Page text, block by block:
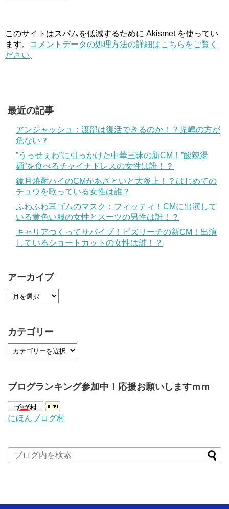
このサイトはスパムを低減するために Akismet を使ってい
ます。
コメントデータの処理方法の詳細はこちらをご覧く
ださい。
最近の記事
アンジャッシュ：渡部は復活できるのか！？児嶋の方が
危ない？
”うっせぇわ”に引っかけた中華三昧の新CM！”酸辣湯
麺”を食べるチャイナドレスの女性は誰！？
鏡月焼酎ハイのCMがあざといと大炎上！？はじめての
チュウを歌っている女性は誰？
ふわふわ耳ゴムのマスク：フィッティ！CMに出演して
いる黄色い服の女性とスーツの男性は誰！？
キャリアつくってサバイブ！ビズリーチの新CM！出演
しているショートカットの女性は誰！？
アーカイブ
カテゴリー
ブログランキング参加中！応援お願いしますｍｍ
にほんブログ村